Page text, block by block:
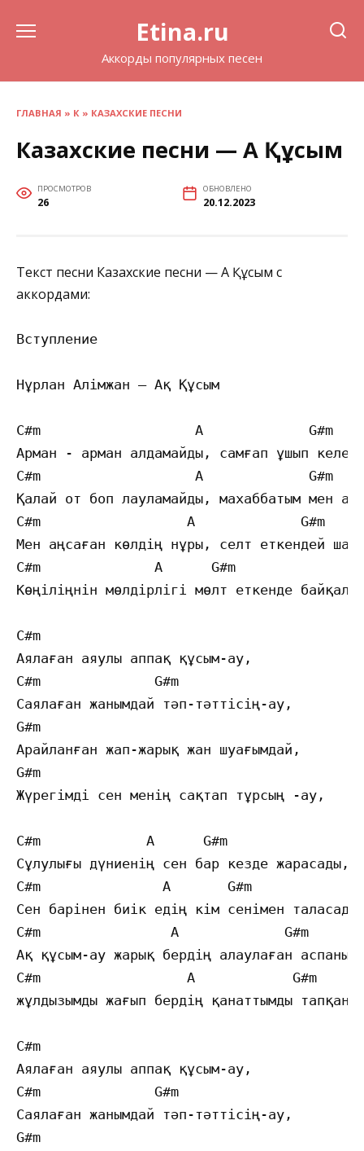
Etina.ru
Аккорды популярных песен
ГЛАВНАЯ » К » КАЗАХСКИЕ ПЕСНИ
Казахские песни — Ақ Құсым
ПРОСМОТРОВ
26
ОБНОВЛЕНО
20.12.2023
Текст песни Казахские песни — Ақ Құсым с
аккордами:
Вступление
Нұрлан Алімжан — Ақ Құсым
С#m                   A             G#m
Арман - арман алдамайды, самғап ұшып келем
С#m                   A             G#m
Қалай от боп лауламайды, махаббатым мен
С#m                  A             G#m
Мен аңсаған көлдің нұры, селт еткендей
С#m              A      G#m
Көңіліңнін мөлдірлігі мөлт еткенде
C#m
Аялаған аяулы аппақ құсым-ау,
C#m              G#m
Саялаған жанымдай тәп-тәттісің-ау,
G#m
Арайланған жап-жарық жан шуағымдай,
G#m
Жүрегімді сен менің сақтап тұрсың -ау,
С#m             A      G#m
Сұлулығы дүниенің сен бар кезде жарасады,
С#m               A       G#m
Сен барінен биік едің кім сенімен
С#m                A             G#m
Ақ құсым-ау жарық бердің алаулаған
С#m                  A            G#m
жұлдызымды жағып бердің қанаттымды
C#m
Аялаған аяулы аппақ құсым-ау,
C#m              G#m
Саялаған жанымдай тәп-тәттісің-ау,
G#m